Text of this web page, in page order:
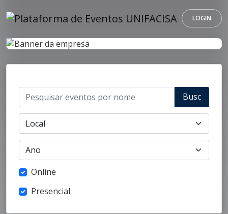
LOGIN
Busc
ar
Online
Presencial